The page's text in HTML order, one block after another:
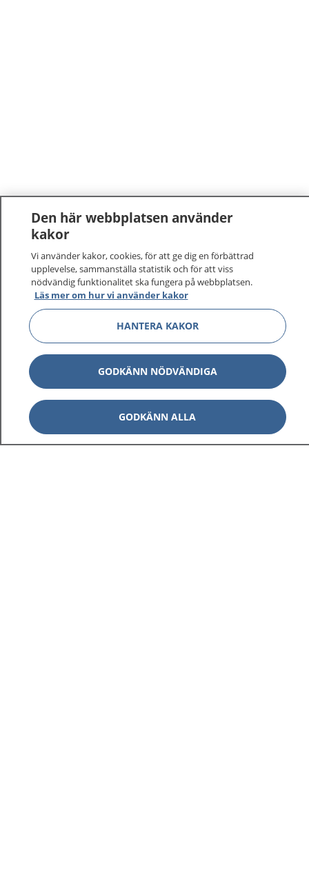
Den här webbplatsen använder
kakor
Vi använder kakor, cookies, för att ge dig en förbättrad
upplevelse, sammanställa statistik och för att viss
nödvändig funktionalitet ska fungera på webbplatsen.
Läs mer om hur vi använder kakor
HANTERA KAKOR
GODKÄNN NÖDVÄNDIGA
GODKÄNN ALLA